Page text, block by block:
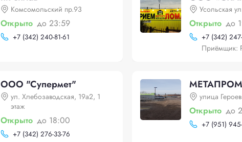
Комсомольский пр.93
Открыто до 23:59
+7 (342) 240-81-61
Усольская
Открыто до
+7 (342)
Приёмщик:
ООО "Супермет"
ул. Хлебозаводская, 19а2, 1
этаж
Открыто до 18:00
+7 (342) 276-33-76
МЕТАПРОМ
улица
Открыто до
+7 (951)